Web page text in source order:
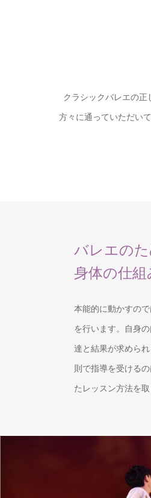
クラシックバレエの
方々に通っていただい
バレエの
身体の仕組
本能的に動かすの
を行います。自身
達と結果が求めら
則で指導を受ける
たレッスン方法を